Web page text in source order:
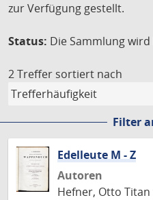
zur Verfügung gestellt.
Status: Die Sammlung
2 Treffer sortiert nach
Filter
Edelleute M - Z
Autoren
Hefner, Otto